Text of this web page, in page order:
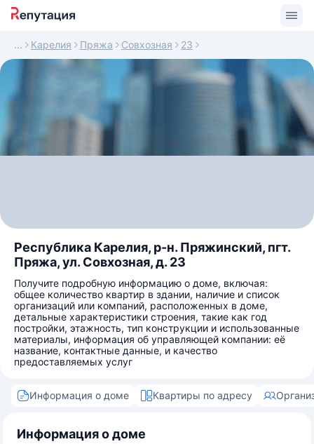
Карелия Пряжа Совхозная 23
Республика Карелия, р-н. Пряжинский, пгт.
Пряжа, ул. Совхозная, д. 23
Получите подробную информацию о доме, включая:
общее количество квартир в здании, наличие и список
организаций или компаний, расположенных в доме,
детальные характеристики строения, такие как год
постройки, этажность, тип конструкции и использованные
материалы, информация об управляющей компании: её
название, контактные данные, и качество
предоставляемых услуг
Информация о доме Квартиры по адресу
Информация о доме